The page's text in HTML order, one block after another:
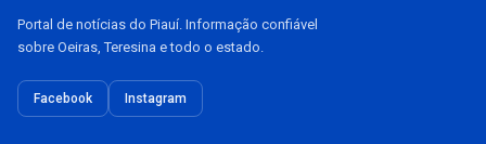
Portal de notícias do Piauí. Informação confiável
sobre Oeiras, Teresina e todo o estado.
Facebook Instagram